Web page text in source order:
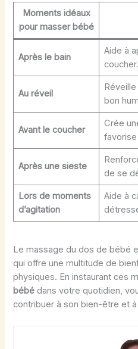
Moments idéaux
pour masser bébé
Après le bain
Aide à
coucher.
Au réveil
bon
Avant le coucher
Crée
Après une sieste
de se
Lors de moments
d’agitation
Aide à
Le massage du dos de bébé
qui offre une multitude de
physiques. En instaurant ces
bébé dans votre quotidien,
contribuer à son bien-être et